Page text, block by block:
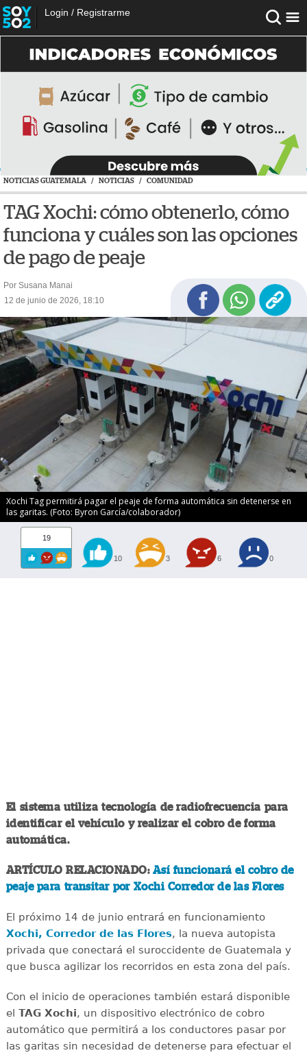
Login / Registrarme
NOTICIAS GUATEMALA / NOTICIAS / COMUNIDAD
TAG Xochi: cómo obtenerlo, cómo
funciona y cuáles son las opciones
de pago de peaje
Por Susana Manai
12 de junio de 2026, 18:10
Xochi Tag permitirá pagar el peaje de forma automática sin detenerse en
las garitas. (Foto: Byron García/colaborador)
19
10 3 6 0
El sistema utiliza tecnología de radiofrecuencia para
identificar el vehículo y realizar el cobro de forma
automática.
ARTÍCULO RELACIONADO: Así funcionará el cobro de
peaje para transitar por Xochi Corredor de las Flores
El próximo 14 de junio entrará en funcionamiento
Xochi, Corredor de las Flores, la nueva autopista
privada que conectará el suroccidente de Guatemala y
que busca agilizar los recorridos en esta zona del país.
Con el inicio de operaciones también estará disponible
el TAG Xochi, un dispositivo electrónico de cobro
automático que permitirá a los conductores pasar por
las garitas sin necesidad de detenerse para efectuar el